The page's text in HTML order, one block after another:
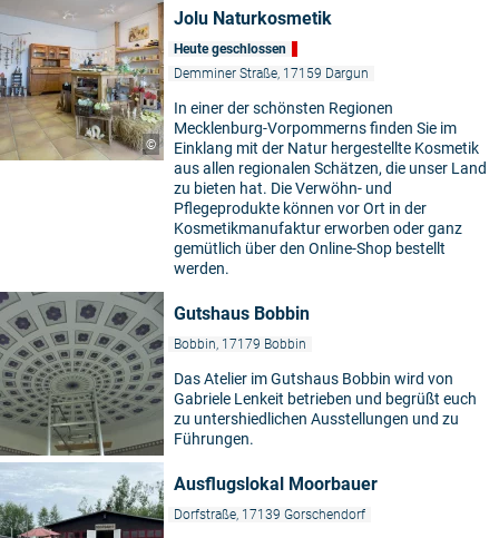
©
Jolu Naturkosmetik
Heute geschlossen
Demminer Straße, 17159 Dargun
In einer der schönsten Regionen
Mecklenburg-Vorpommerns finden Sie im
Einklang mit der Natur hergestellte Kosmetik
aus allen regionalen Schätzen, die unser Land
zu bieten hat. Die Verwöhn- und
Pflegeprodukte können vor Ort in der
Kosmetikmanufaktur erworben oder ganz
gemütlich über den Online-Shop bestellt
werden.
Gutshaus Bobbin
Bobbin, 17179 Bobbin
Das Atelier im Gutshaus Bobbin wird von
Gabriele Lenkeit betrieben und begrüßt euch
zu untershiedlichen Ausstellungen und zu
Führungen.
Ausflugslokal Moorbauer
Dorfstraße, 17139 Gorschendorf